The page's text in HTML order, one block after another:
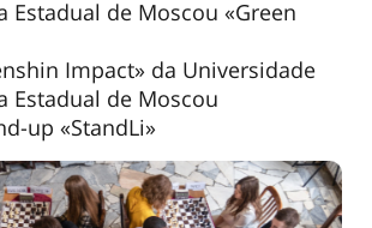
Estadual de Moscou «Green
Impact» da Universidade
Estadual de Moscou
up «StandLi»